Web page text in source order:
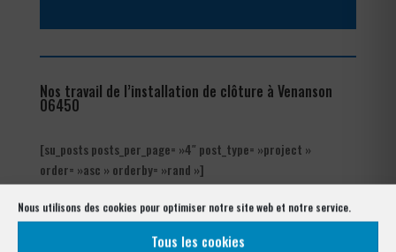
Nous utilisons des cookies pour optimiser notre site web et notre service.
Tous les cookies
Nos travail de l’installation de clôture à Venanson
06450
[su_posts posts_per_page= »4″ post_type= »project »
order= »asc » orderby= »rand »]
Notre gamme pour la pose
à Venanson 06450